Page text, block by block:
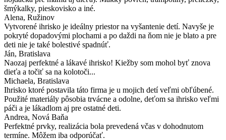
šmýkalky, pieskovisko a iné.
Alena, Ružinov
Vytvorené ihrisko je ideálny priestor na vyšantenie detí. Navyše je
pokryté dopadovými plochami a po daždi na ňom nie je blato a pre
deti nie je také bolestivé spadnúť.
Ján, Bratislava
Naozaj perfektné a lákavé ihrisko! Kiežby som mohol byť znova
dieťa a točiť sa na kolotoči...
Michaela, Bratislava
Ihrisko ktoré postavila táto firma je u mojich detí veľmi obľúbené.
Použité materiály pôsobia trvácne a odolne, deťom sa ihrisko veľmi
páči a je lákadlom aj pre ostatné deti.
Andrea, Nová Baňa
Perfektné prvky, realizácia bola prevedená včas v dohodnutom
termíne. Môžem iba odporúčať.